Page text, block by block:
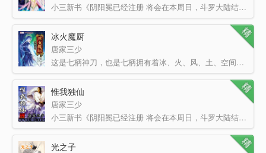
小三新书《阴阳冕已经注册 将会在本周日，斗罗大陆结束的同时开始上传更新，麻烦大家先收藏、推荐一下，…
冰火魔厨
唐家三少
这是七柄神刀，也是七柄拥有着冰、火、风、土、空间、光明、黑暗的魔法杖。最重要的，它们还是主角的——菜…
惟我独仙
唐家三少
小三新书《阴阳冕已经注册 将会在本周日，斗罗大陆结束的同时开始上传更新，麻烦大家先收藏、推荐一下，谢…
光之子